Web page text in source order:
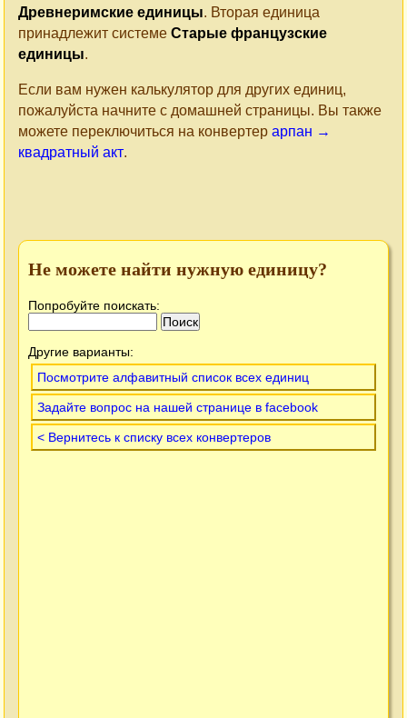
Древнеримские единицы. Вторая единица
принадлежит системе Старые французские
единицы.
Если вам нужен калькулятор для других единиц,
пожалуйста начните с домашней страницы. Вы также
можете переключиться на конвертер арпан →
квадратный акт.
Не можете найти нужную единицу?
Попробуйте поискать:
Другие варианты:
Посмотрите алфавитный список всех единиц
Задайте вопрос на нашей странице в facebook
< Вернитесь к списку всех конвертеров